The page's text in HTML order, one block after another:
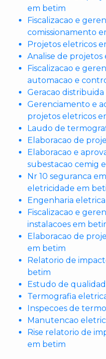
em betim
Fiscalizacao e
comissionamento
Projetos eletricos
Analise de
Fiscalizacao e
automacao e
Geracao
Gerenciamento e
projetos eletricos
Laudo de
Elaboracao de
Elaboracao e
subestacao cemig
Nr 10 seguranca
eletricidade em
Engenharia
Fiscalizacao e
instalacoes em
Elaboracao de
em betim
Relatorio de
betim
Estudo de
Termografia
Inspecoes de
Manutencao
Rise relatorio de
em betim